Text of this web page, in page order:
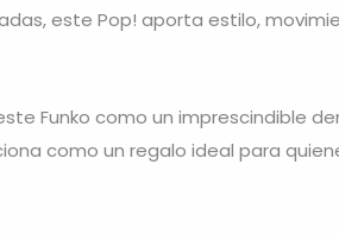
este Pop! aporta estilo,
Funko como un imprescindible
como un regalo ideal para